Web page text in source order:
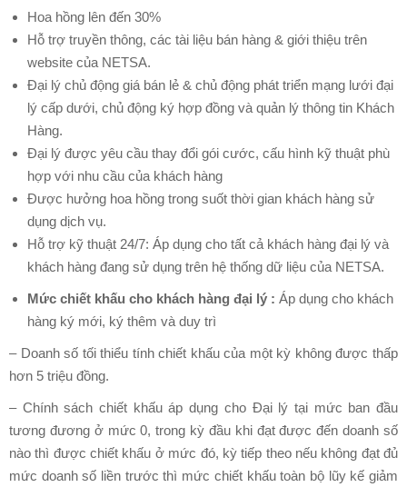
KẾ
APP
THIẾT
KẾ
THƯƠNG
HIỆU
Nhận
Diện
Thương
Hiệu
Bộ
Hệ
Thống
Hiệu
MÁY
CHỦ
Máy
Hoa hồng lên đến 30%
Hỗ trợ truyền thông, các tài liệu bán hàng & giới thiệu trên
website của NETSA.
Đại lý chủ động giá bán lẻ & chủ động phát triển mạng lưới đại
lý cấp dưới, chủ động ký hợp đồng và quản lý thông tin Khách
Hàng.
Đại lý được yêu cầu thay đổi gói cước, cấu hình kỹ thuật phù
hợp với nhu cầu của khách hàng
Được hưởng hoa hồng trong suốt thời gian khách hàng sử
dụng dịch vụ.
Hỗ trợ kỹ thuật 24/7: Áp dụng cho tất cả khách hàng đại lý và
khách hàng đang sử dụng trên hệ thống dữ liệu của NETSA.
Mức chiết khấu cho khách hàng đại lý : Áp dụng cho khách
hàng ký mới, ký thêm và duy trì
– Doanh số tối thiểu tính chiết khấu của một kỳ không được thấp
hơn 5 triệu đồng.
– Chính sách chiết khấu áp dụng cho Đại lý tại mức ban đầu
tương đương ở mức 0, trong kỳ đầu khi đạt được đến doanh số
nào thì được chiết khấu ở mức đó, kỳ tiếp theo nếu không đạt đủ
mức doanh số liền trước thì mức chiết khấu toàn bộ lũy kế giảm